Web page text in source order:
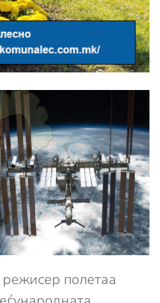
режисер полетаа